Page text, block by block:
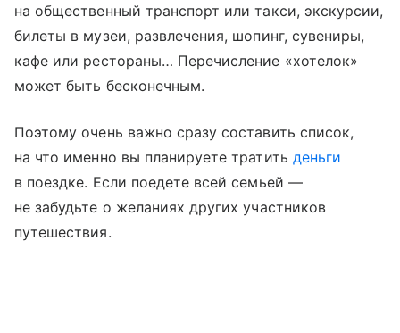
на общественный транспорт или такси, экскурсии,
билеты в музеи, развлечения, шопинг, сувениры,
кафе или рестораны… Перечисление «хотелок»
может быть бесконечным.
Поэтому очень важно сразу составить список,
на что именно вы планируете тратить деньги
в поездке. Если поедете всей семьей —
не забудьте о желаниях других участников
путешествия.